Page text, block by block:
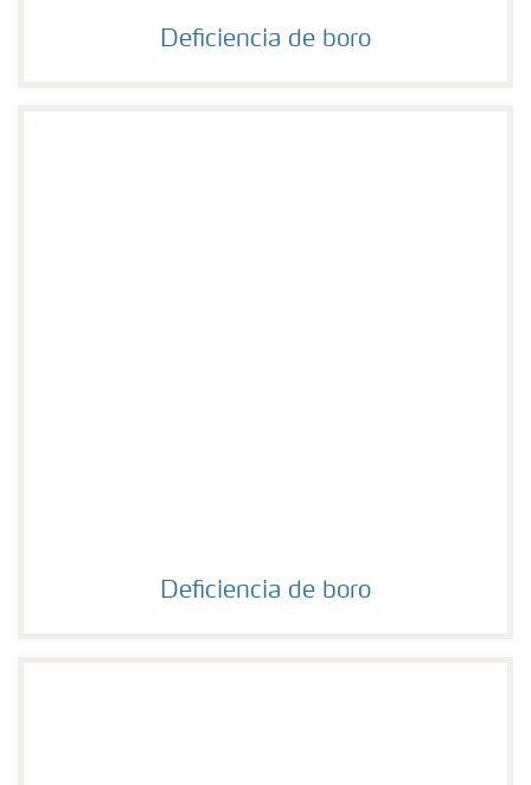
Deficiencia de boro
Deficiencia de boro
Deficiencia de boro
Deficiencia de boro